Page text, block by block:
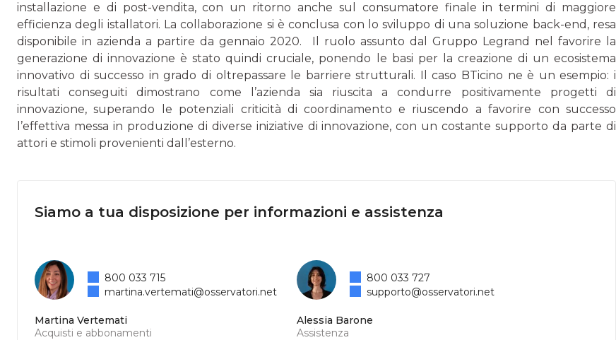
installazione e di post-vendita, con un ritorno anche sul consumatore finale in termini di maggiore
efficienza degli istallatori. La collaborazione si è conclusa con lo sviluppo di una soluzione back-end, resa
disponibile in azienda a partire da gennaio 2020. Il ruolo assunto dal Gruppo Legrand nel favorire la
genera­zione di innovazione è stato quindi cruciale, ponendo le basi per la creazione di un ecosistema
innovativo di successo in grado di oltrepassare le barriere strutturali. Il caso BTicino ne è un esempio: i
risultati conseguiti dimostrano come l’azienda sia riuscita a condurre positivamente progetti di
innovazione, superando le potenziali criticità di coordina­mento e riuscendo a favorire con successo
l’effettiva messa in produzione di diverse iniziative di innovazione, con un costante supporto da parte di
attori e stimoli provenienti dall’esterno.
Siamo a tua disposizione per informazioni e assistenza
Martina Vertemati
Acquisti e abbonamenti
800 033 715
martina.vertemati@osservatori.net
Alessia Barone
Assistenza
800 033 727
supporto@osservatori.net